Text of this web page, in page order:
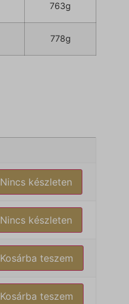
763g
778g
Nincs készleten
Nincs készleten
Kosárba teszem
Kosárba teszem